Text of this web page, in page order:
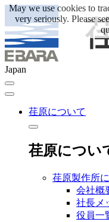
Japan
荏原について
荏原につい
荏原製作所
会社概
社長メ
役員一
May we use cookies to
very seriously. Please